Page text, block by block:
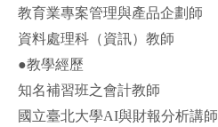
教育業專案管理與產品企劃師
資料處理科（資訊）教師
●教學經歷
知名補習班之會計教師
國立臺北大學AI與財報分析講師